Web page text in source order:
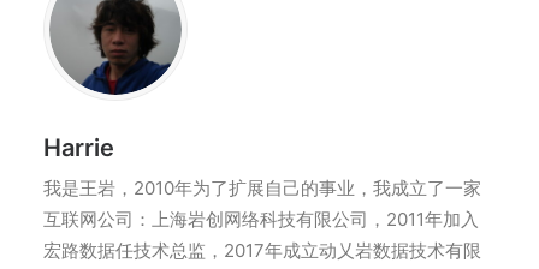
Harrie
我是王岩，2010年为了扩展自己的事业，我成立了一家
互联网公司：上海岩创网络科技有限公司，2011年加入
宏路数据任技术总监，2017年成立动乂岩数据技术有限